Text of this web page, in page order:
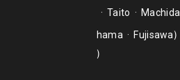
Taito
Machida
hama
Fujisawa